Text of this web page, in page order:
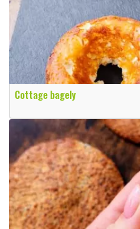
Cottage bagely